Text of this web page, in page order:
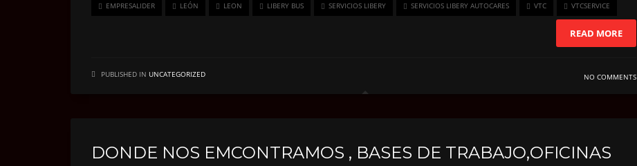
EMPRESALIDER LEÓN LEON LIBERY BUS SERVICIOS LIBERY SERVICIOS LIBERY AUTOCARES VTC VTCSERVICE
READ MORE
PUBLISHED IN UNCATEGORIZED NO COMMENTS
DONDE NOS EMCONTRAMOS , BASES DE TRABAJO,OFICINAS